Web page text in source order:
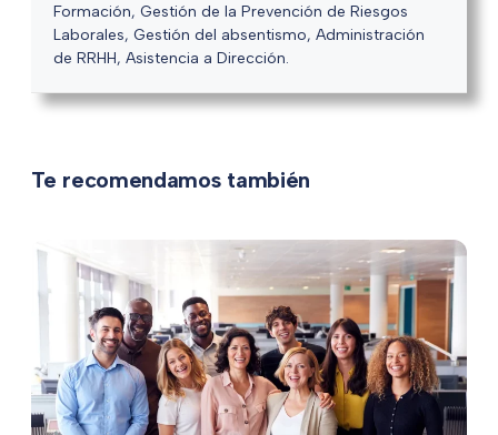
Formación, Gestión de la Prevención de Riesgos
Laborales, Gestión del absentismo, Administración
de RRHH, Asistencia a Dirección.
Te recomendamos también